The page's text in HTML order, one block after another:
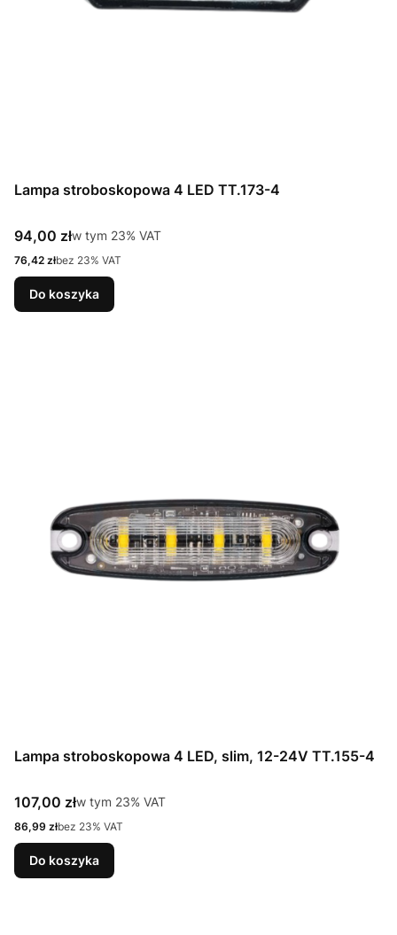
Lampa stroboskopowa 4 LED TT.173-4
Cena brutto
94,00 złw tym %s VAT
w tym 23% VAT
Cena netto
76,42 złbez 23% VAT
Do koszyka
Lampa stroboskopowa 4 LED, slim, 12-24V TT.155-4
Cena brutto
107,00 złw tym %s VAT
w tym 23% VAT
Cena netto
86,99 złbez 23% VAT
Do koszyka